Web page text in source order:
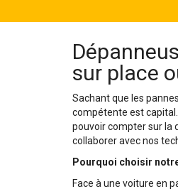
sur place
Sachant que les
compétente est
pouvoir compter sur la
collaborer avec nos
Pourquoi choisir
Face à une voiture en